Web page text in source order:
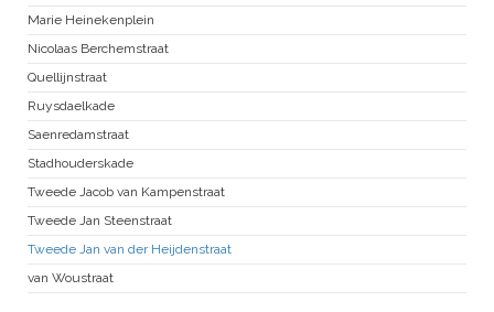
Marie Heinekenplein
Nicolaas Berchemstraat
Quellijnstraat
Ruysdaelkade
Saenredamstraat
Stadhouderskade
Tweede Jacob van Kampenstraat
Tweede Jan Steenstraat
Tweede Jan van der Heijdenstraat
van Woustraat